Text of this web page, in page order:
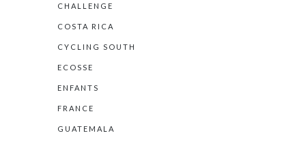
CHALLENGE
COSTA RICA
CYCLING SOUTH
ECOSSE
ENFANTS
FRANCE
GUATEMALA